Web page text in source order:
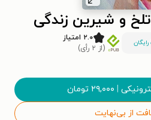
و شیرین زندگی
۲.۰ امتیاز
(از ۲ رأی)
| ۲۹,۰۰۰ تومان
از بی‌نهایت